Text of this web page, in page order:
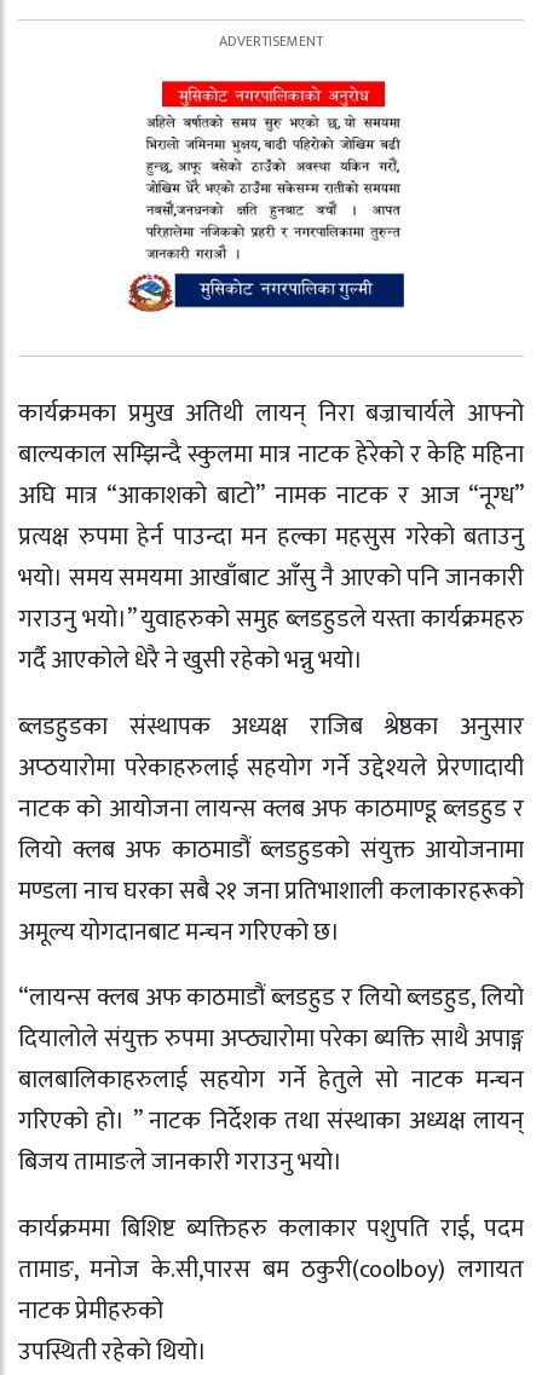
कार्यक्रमका प्रमुख अतिथी लायन् निरा बज्राचार्यले आफ्नो
बाल्यकाल सम्झिन्दै स्कुलमा मात्र नाटक हेरेको र केहि महिना
अघि मात्र “आकाशको बाटो” नामक नाटक र आज “नूग्ध”
प्रत्यक्ष रुपमा हेर्न पाउन्दा मन हल्का महसुस गरेको बताउनु
भयो। समय समयमा आखाँबाट आँसु नै आएको पनि जानकारी
गराउनु भयो।” युवाहरुको समुह ब्लडहुडले यस्ता कार्यक्रमहरु
गर्दै आएकोले धेरै ने खुसी रहेको भन्नु भयो।
ब्लडहुडका संस्थापक अध्यक्ष राजिब श्रेष्ठका अनुसार
अप्ठयारोमा परेकाहरुलाई सहयोग गर्ने उद्देश्यले प्रेरणादायी
नाटक को आयोजना लायन्स क्लब अफ काठमाण्डू ब्लडहुड र
लियो क्लब अफ काठमाडौं ब्लडहुडको संयुक्त आयोजनामा
मण्डला नाच घरका सबै २१ जना प्रतिभाशाली कलाकारहरूको
अमूल्य योगदानबाट मन्चन गरिएको छ।
“लायन्स क्लब अफ काठमाडौं ब्लडहुड र लियो ब्लडहुड, लियो
दियालोले संयुक्त रुपमा अप्ठ्यारोमा परेका ब्यक्ति साथै अपाङ्ग
बालबालिकाहरुलाई सहयोग गर्ने हेतुले सो नाटक मन्चन
गरिएको हो। ” नाटक निर्देशक तथा संस्थाका अध्यक्ष लायन्
बिजय तामाङले जानकारी गराउनु भयो।
कार्यक्रममा बिशिष्ट ब्यक्तिहरु कलाकार पशुपति राई, पदम
तामाङ, मनोज के.सी,पारस बम ठकुरी(coolboy) लगायत
नाटक प्रेमीहरुको
उपस्थिती रहेको थियो।